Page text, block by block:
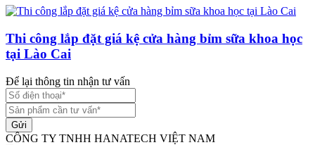
Thi công lắp đặt giá kệ cửa hàng bỉm sữa khoa học
tại Lào Cai
Để lại thông tin nhận tư vấn
Gửi
CÔNG TY TNHH HANATECH VIỆT NAM